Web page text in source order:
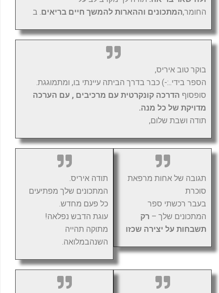
החומר,המתכונים וההארות להמשך חיים בריאים. ב
בוקר טוב איריס,
הספר בידי..:-) כבר בדרך הביתה עיינתי בו, ומתמוגגת.
סופסוף הדרכה קונקרטית עם מרכיבים , עם הערכה
מדויקת של כל מנה.
תודה ושבת שלום,
תגובה של אחות מרפאת
סוכרת
בעבר רכשתי ספר
המתכונים שלך – רק
תשבחות על יצירה שכזו
תודה איריס.
המתכונים שלך מפתיעים
כל פעם מחדש.
עוגת הדבש נפלאה!
מתוקה תהייה
השנהבמלואה.